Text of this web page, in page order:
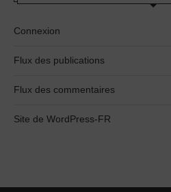
Connexion
Flux des publications
Flux des commentaires
Site de WordPress-FR